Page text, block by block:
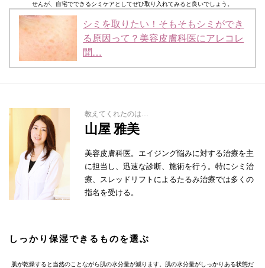
せんが、自宅でできるシミケアとしてぜひ取り入れてみると良いでしょう。
シミを取りたい！そもそもシミができ
る原因って？美容皮膚科医にアレコレ
聞…
教えてくれたのは…
山屋 雅美
美容皮膚科医。エイジング悩みに対する治療を主
に担当し、迅速な診断、施術を行う。特にシミ治
療、スレッドリフトによるたるみ治療では多くの
指名を受ける。
しっかり保湿できるものを選ぶ
肌が乾燥すると当然のことながら肌の水分量が減ります。肌の水分量がしっかりある状態だ